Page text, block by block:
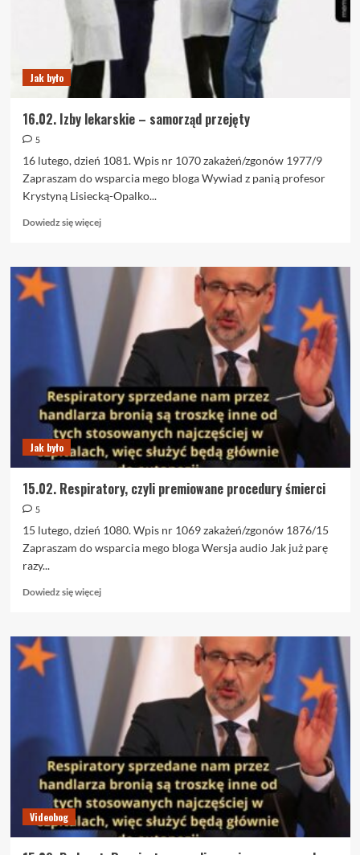
Jak było
16.02. Izby lekarskie – samorząd przejęty
5
16 lutego, dzień 1081. Wpis nr 1070 zakażeń/zgonów 1977/9
Zapraszam do wsparcia mego bloga Wywiad z panią profesor
Krystyną Lisiecką-Opalko...
Dowiedz się więcejDowiedz
o
16.02.
Izby
lekarskie
–
samorząd
przejęty
Jak było
15.02. Respiratory, czyli premiowane procedury śmierci
5
15 lutego, dzień 1080. Wpis nr 1069 zakażeń/zgonów 1876/15
Zapraszam do wsparcia mego bloga Wersja audio Jak już parę
razy...
Dowiedz się więcejDowiedz
o
15.02.
Respiratory,
czyli
premiowane
procedury
śmierci
Videobog